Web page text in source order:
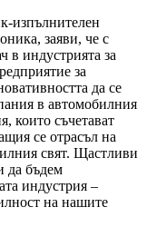
изпълнителен
заяви, че с
в индустрията за
за
да се
в автомобилния
които съчетават
се отрасъл на
свят. Щастливи
да бъдем
индустрия –
на нашите